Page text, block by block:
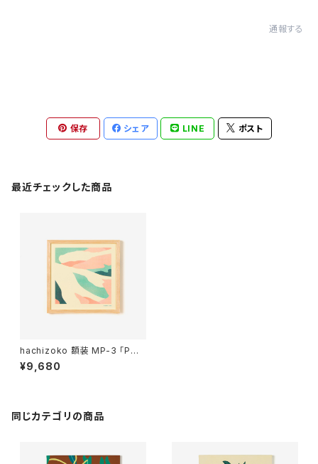
通報する
保存 シェア LINE ポスト
最近チェックした商品
hachizoko 額装 MP-3 「Pスト
ロマンテトリオスター」
¥9,680
同じカテゴリの商品